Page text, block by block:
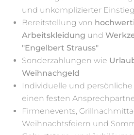
und unkomplizierter Einstieg
Bereitstellung von
Arbeitskleidung und
"Engelbert Strauss"
Sonderzahlungen wie
Weihnachgeld
Individuelle und
einen festen
Firmenevents,
Weihnachtsfeiern und